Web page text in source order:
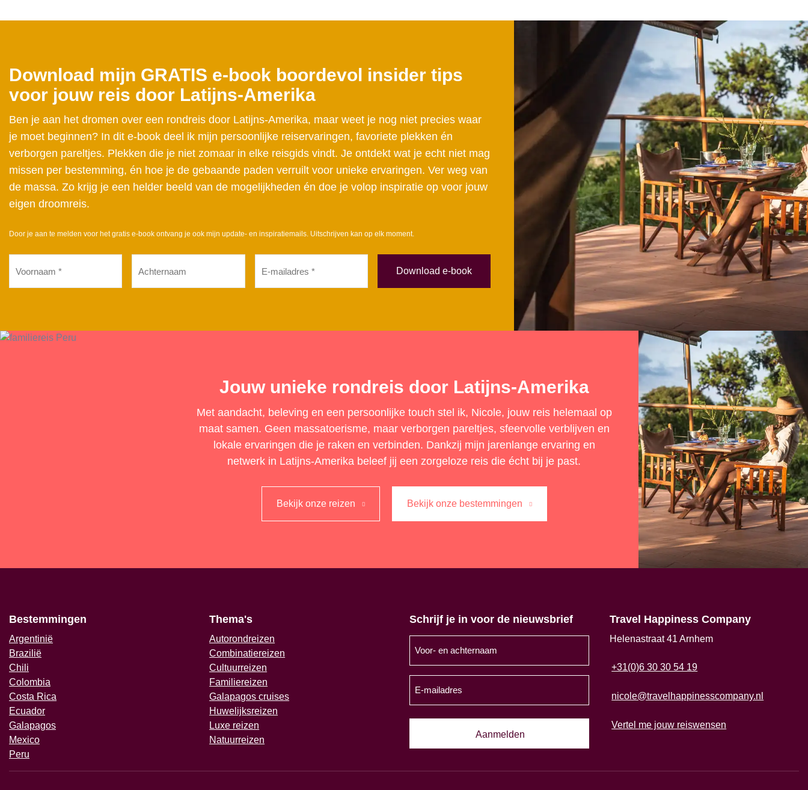
Download mijn GRATIS e-book boordevol insider tips
voor jouw reis door Latijns-Amerika
Ben je aan het dromen over een rondreis door Latijns-Amerika, maar weet je nog niet precies waar
je moet beginnen? In dit e-book deel ik mijn persoonlijke reiservaringen, favoriete plekken én
verborgen pareltjes. Plekken die je niet zomaar in elke reisgids vindt. Je ontdekt wat je echt niet mag
missen per bestemming, én hoe je de gebaande paden verruilt voor unieke ervaringen. Ver weg van
de massa. Zo krijg je een helder beeld van de mogelijkheden én doe je volop inspiratie op voor jouw
eigen droomreis.
Door je aan te melden voor het gratis e-book ontvang je ook mijn update- en inspiratiemails. Uitschrijven kan op elk moment.
(Vereist)
mailadres
(Vereist)
Jouw unieke rondreis door Latijns-Amerika
Met aandacht, beleving en een persoonlijke touch stel ik, Nicole, jouw reis helemaal op
maat samen. Geen massatoerisme, maar verborgen pareltjes, sfeervolle verblijven en
lokale ervaringen die je raken en verbinden. Dankzij mijn jarenlange ervaring en
netwerk in Latijns-Amerika beleef jij een zorgeloze reis die écht bij je past.
Bekijk onze reizen Bekijk onze bestemmingen
Bestemmingen
Argentinië
Brazilië
Chili
Colombia
Costa Rica
Ecuador
Galapagos
Mexico
Peru
Thema's
Autorondreizen
Combinatiereizen
Cultuurreizen
Familiereizen
Galapagos cruises
Huwelijksreizen
Luxe reizen
Natuurreizen
Schrijf je in voor de nieuwsbrief
en
(Vereist)
mailadres
Travel Happiness Company
Helenastraat 41 Arnhem
+31(0)6 30 30 54 19
nicole@travelhappinesscompany.nl
Vertel me jouw reiswensen